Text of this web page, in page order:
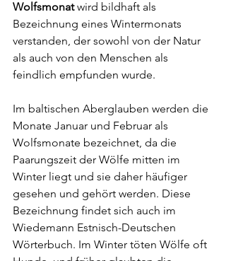
Wolfsmonat wird bildhaft als
Bezeichnung eines Wintermonats
verstanden, der sowohl von der Natur
als auch von den Menschen als
feindlich empfunden wurde.
Im baltischen Aberglauben werden die
Monate Januar und Februar als
Wolfsmonate bezeichnet, da die
Paarungszeit der Wölfe mitten im
Winter liegt und sie daher häufiger
gesehen und gehört werden. Diese
Bezeichnung findet sich auch im
Wiedemann Estnisch-Deutschen
Wörterbuch. Im Winter töten Wölfe oft